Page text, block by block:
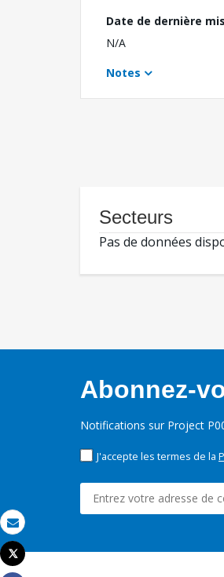
Email
Imprimer
Tweet
Date de dernière
N/A
Notes
Secteurs
Pas de données
Abonnez-
Notifications sur Project
J'accepte les termes de la